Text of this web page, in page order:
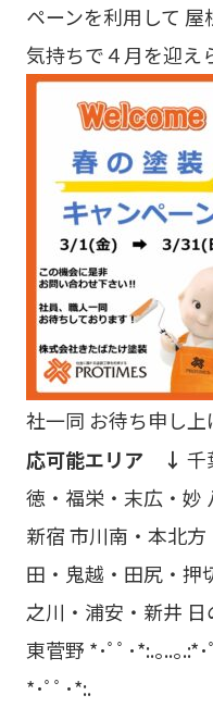
ペーンを利用して
気持ちで４月を迎え
社一同 お待ち申し上
応可能エリア ↓ 千
徳・福栄・末広・妙
新宿 市川南・本北
田・鬼越・田尻・押
之川・浦安・新井
東菅野 *･ﾟﾟ･*:.｡..｡.:*
*･ﾟﾟ･*:.